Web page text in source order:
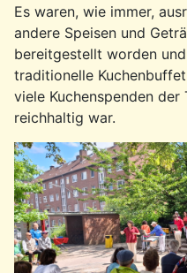
Es waren, wie immer,
andere Speisen und
bereitgestellt worden
traditionelle
viele Kuchenspenden der
reichhaltig war.